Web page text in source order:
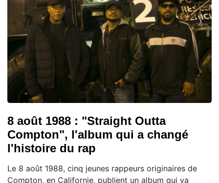
8 août 1988 : "Straight Outta
Compton", l'album qui a changé
l'histoire du rap
Le 8 août 1988, cinq jeunes rappeurs originaires de
Compton, en Californie, publient un album qui va